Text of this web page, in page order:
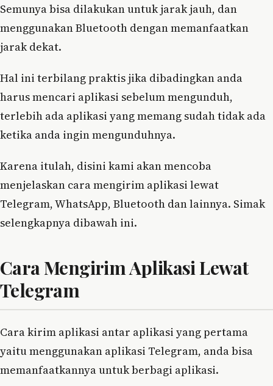
Semunya bisa dilakukan untuk jarak jauh, dan
menggunakan Bluetooth dengan memanfaatkan
jarak dekat.
Hal ini terbilang praktis jika dibadingkan anda
harus mencari aplikasi sebelum mengunduh,
terlebih ada aplikasi yang memang sudah tidak ada
ketika anda ingin mengunduhnya.
Karena itulah, disini kami akan mencoba
menjelaskan cara mengirim aplikasi lewat
Telegram, WhatsApp, Bluetooth dan lainnya. Simak
selengkapnya dibawah ini.
Cara Mengirim Aplikasi Lewat
Telegram
Cara kirim aplikasi antar aplikasi yang pertama
yaitu menggunakan aplikasi Telegram, anda bisa
memanfaatkannya untuk berbagi aplikasi.